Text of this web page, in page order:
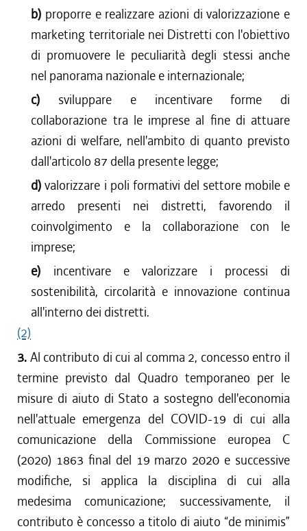
b) proporre e realizzare azioni di valorizzazione e
marketing territoriale nei Distretti con l'obiettivo
di promuovere le peculiarità degli stessi anche
nel panorama nazionale e internazionale;
c) sviluppare e incentivare forme di
collaborazione tra le imprese al fine di attuare
azioni di welfare, nell'ambito di quanto previsto
dall'articolo 87 della presente legge;
d)valorizzare i poli formativi del settore mobile e
arredo presenti nei distretti, favorendo il
coinvolgimento e la collaborazione con le
imprese;
e) incentivare e valorizzare i processi di
sostenibilità, circolarità e innovazione continua
all'interno dei distretti.
(2)
3. Al contributo di cui al comma 2, concesso entro il
termine previsto dal Quadro temporaneo per le
misure di aiuto di Stato a sostegno dell'economia
nell'attuale emergenza del COVID-19 di cui alla
comunicazione della Commissione europea C
(2020) 1863 final del 19 marzo 2020 e successive
modifiche, si applica la disciplina di cui alla
medesima comunicazione; successivamente, il
contributo è concesso a titolo di aiuto “de minimis”